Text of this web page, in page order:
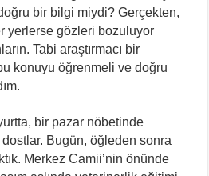
bir bilgi miydi? Gerçekten,
yerlerse gözleri bozuluyor
Tabi araştırmacı bir
konuyu öğrenmeli ve doğru
bir pazar nöbetinde
Bugün, öğleden sonra
Merkez Camii’nin önünde